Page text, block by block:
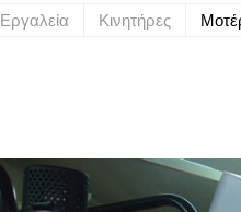
Εργαλεία Κινητήρες